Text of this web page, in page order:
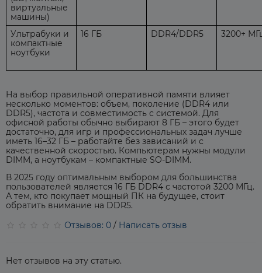
виртуальные
машины)
Ультрабуки и
компактные
ноутбуки
16 ГБ DDR4/DDR5 3200+
На выбор правильной оперативной памяти влияет
несколько моментов: объем, поколение (DDR4 или
DDR5), частота и совместимость с системой. Для
офисной работы обычно выбирают 8 ГБ – этого будет
достаточно, для игр и профессиональных задач лучше
иметь 16–32 ГБ – работайте без зависаний и с
качественной скоростью. Компьютерам нужны модули
DIMM, а ноутбукам – компактные SO-DIMM.
В 2025 году оптимальным выбором для большинства
пользователей является 16 ГБ DDR4 с частотой 3200 МГц.
А тем, кто покупает мощный ПК на будущее, стоит
обратить внимание на DDR5.
Отзывов: 0 / Написать отзыв
Нет отзывов на эту статью.